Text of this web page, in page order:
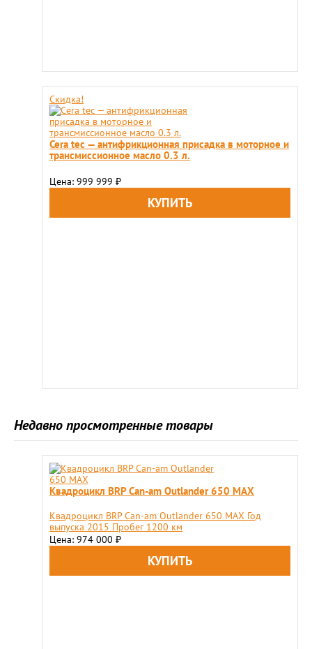
Скидка!
Cera tec — антифрикционная присадка в моторное и
трансмиссионное масло 0.3 л.
Цена: 999 999 ₽
Недавно просмотренные товары
Квадроцикл BRP Сan-am Outlander 650 MAX
Квадроцикл BRP Сan-am Outlander 650 MAX Год
выпуска 2015 Пробег 1200 км
Цена: 974 000 ₽